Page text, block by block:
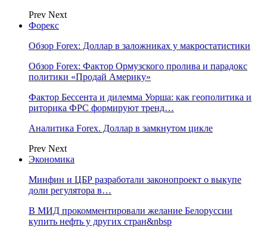
Prev Next
Форекс
Обзор Forex: Доллар в заложниках у макростатистики
Обзор Forex: Фактор Ормузского пролива и парадокс
политики «Продай Америку»
Фактор Бессента и дилемма Уорша: как геополитика и
риторика ФРС формируют тренд…
Аналитика Forex. Доллар в замкнутом цикле
Prev Next
Экономика
Минфин и ЦБР разработали законопроект о выкупе
доли регулятора в…
В МИД прокомментировали желание Белоруссии
купить нефть у других стран&nbsp